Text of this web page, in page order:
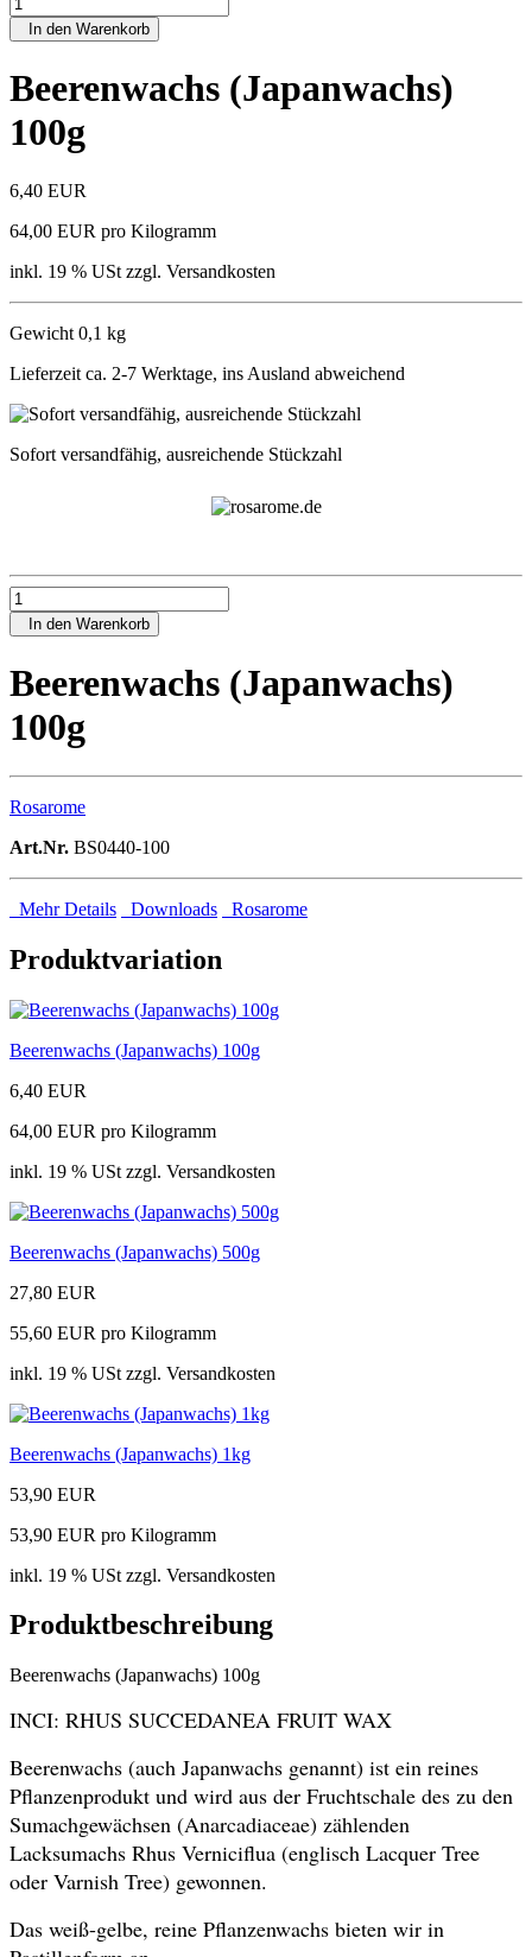
In den Warenkorb
Beerenwachs (Japanwachs)
100g
6,40 EUR
64,00 EUR pro Kilogramm
inkl. 19 % USt zzgl. Versandkosten
Gewicht 0,1 kg
Lieferzeit ca. 2-7 Werktage, ins Ausland abweichend
Sofort versandfähig, ausreichende Stückzahl
In den Warenkorb
Beerenwachs (Japanwachs)
100g
Rosarome
Art.Nr. BS0440-100
Mehr Details Downloads Rosarome
Produktvariation
Beerenwachs (Japanwachs) 100g
6,40 EUR
64,00 EUR pro Kilogramm
inkl. 19 % USt zzgl. Versandkosten
Beerenwachs (Japanwachs) 500g
27,80 EUR
55,60 EUR pro Kilogramm
inkl. 19 % USt zzgl. Versandkosten
Beerenwachs (Japanwachs) 1kg
53,90 EUR
53,90 EUR pro Kilogramm
inkl. 19 % USt zzgl. Versandkosten
Produktbeschreibung
Beerenwachs (Japanwachs) 100g
INCI: RHUS SUCCEDANEA FRUIT WAX
Beerenwachs (auch Japanwachs genannt) ist ein reines
Pflanzenprodukt und wird aus der Fruchtschale des zu den
Sumachgewächsen (Anarcadiaceae) zählenden
Lacksumachs Rhus Verniciflua (englisch Lacquer Tree
oder Varnish Tree) gewonnen.
Das weiß-gelbe, reine Pflanzenwachs bieten wir in